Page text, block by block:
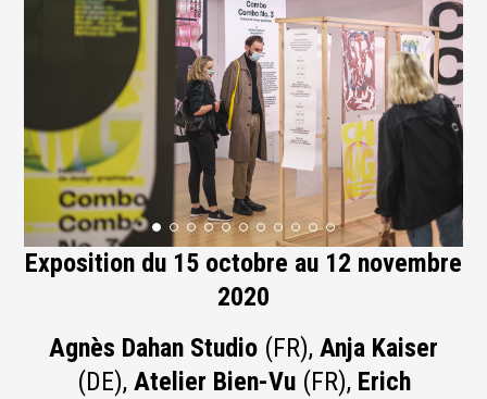
Exposition du 15 octobre au 12 novembre
2020
Agnès Dahan Studio (FR), Anja Kaiser
(DE), Atelier Bien-Vu(FR), Erich